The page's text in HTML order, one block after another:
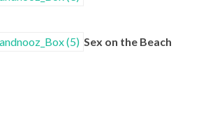
Sex on the Beach